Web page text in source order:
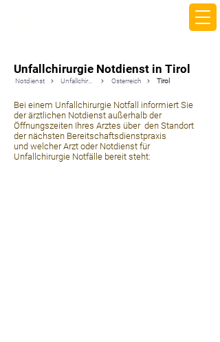
Unfallchirurgie Notdienst in Tirol
Notdienst Unfallchirurgie Österreich Tirol
Bei einem Unfallchirurgie Notfall informiert Sie
der ärztlichen Notdienst außerhalb der
Öffnungszeiten Ihres Arztes über den Standort
der nächsten Bereitschaftsdienstpraxis
und welcher Arzt oder Notdienst für
Unfallchirurgie Notfälle bereit steht: